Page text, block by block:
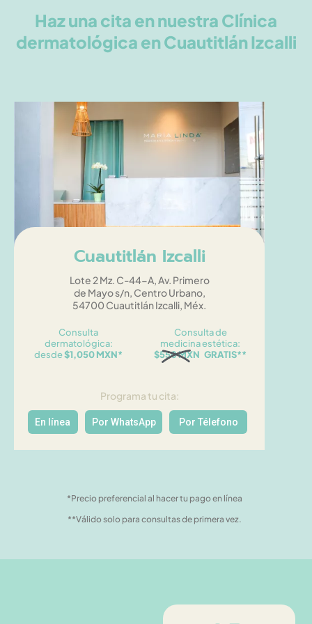
Haz una cita en nuestra Clínica
dermatológica en Cuautitlán Izcalli
Cuautitlán Izcalli
Lote 2 Mz. C-44-A, Av. Primero
de Mayo s/n, Centro Urbano,
54700 Cuautitlán Izcalli, Méx.
Consulta
dermatológica:
desde$1,050 MXN*
Consulta de
medicina estética:
$550 MXN GRATIS**
Programa tu cita:
En línea Por WhatsApp Por Télefono
*Precio preferencial al hacer tu pago en línea
**Válido solo para consultas de primera vez.